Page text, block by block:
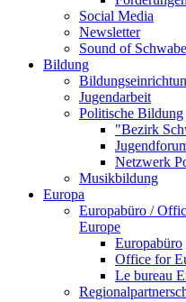
Social Media
Newsletter
Sound of
Bildung
Jugendarbeit
Politische Bildung
"Bezirk
Netzwerk
Musikbildung
Europa
Europabüro /
Europe
Europabüro
Office for
Le bureau